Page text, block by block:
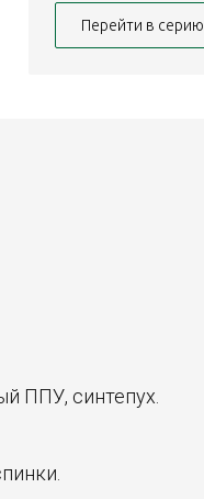
Перейти в серию
ППУ, синтепух.